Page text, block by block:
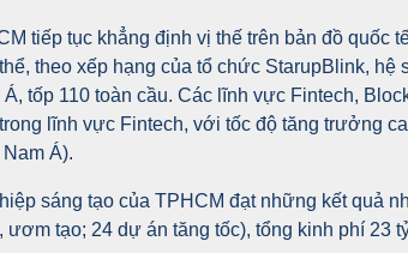
tiếp tục khẳng định vị thế trên bản đồ quốc
theo xếp hạng của tổ chức StarupBlink, hệ
tốp 110 toàn cầu. Các lĩnh vực Fintech,
lĩnh vực Fintech, với tốc độ tăng trưởng
Á).
sáng tạo của TPHCM đạt những kết quả
tạo; 24 dự án tăng tốc), tổng kinh phí 23